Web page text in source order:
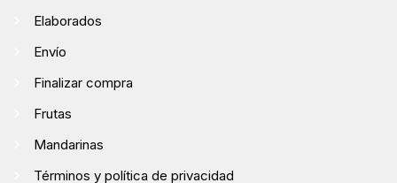
Elaborados
Envío
Finalizar compra
Frutas
Mandarinas
Términos y política de privacidad